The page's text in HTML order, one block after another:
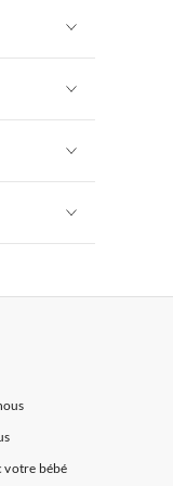
votre bébé